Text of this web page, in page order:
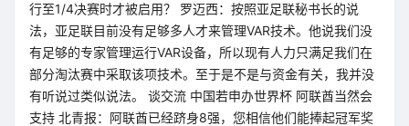
行至1/4决赛时才被启用？ 罗迈西：按照亚足联秘书长的说
法，亚足联目前没有足够多人才来管理VAR技术。他说我们没
有足够的专家管理运行VAR设备，所以现有人力只满足我们在
部分淘汰赛中采取该项技术。至于是不是与资金有关，我并没
有听说过类似说法。 谈交流 中国若申办世界杯 阿联酋当然会
支持 北青报：阿联酋已经跻身8强，您相信他们能捧起冠军奖